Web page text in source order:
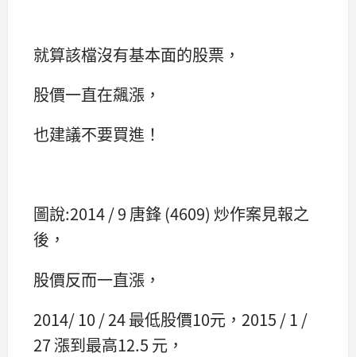
就算該檔沒有基本面的股票，
股價一直在飆漲，
也建議不要買進！
圖說:2014 / 9 唐鋒 (4609) 炒作案見報之
後，
股價反而一直漲，
2014/ 10 / 24 最低股價10元，2015 / 1 /
27 漲到最高12.5 元，